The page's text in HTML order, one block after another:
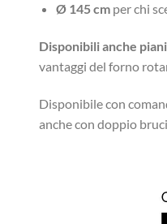
Ø 145 cmper chi
Disponibili anche
vantaggi del forno
Disponibile con
anche con doppio